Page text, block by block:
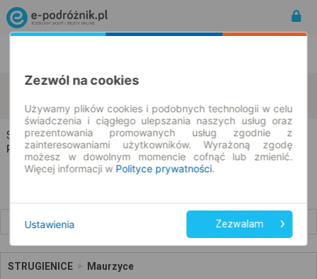
Strugienice
Maurzyce
11.08.2026 | -- : --
Strugienice → Maurzyce
Rozkład jazdy i bilety
STRUGIENICE Maurzyce
Zezwól na cookies
Używamy plików cookies i podobnych technologii w celu
świadczenia i ciągłego ulepszania naszych usług oraz
prezentowania promowanych usług zgodnie z
zainteresowaniami użytkowników. Wyrażoną zgodę
możesz w dowolnym momencie cofnąć lub zmienić.
Więcej informacji w Polityce prywatności.
Ustawienia Zezwalam